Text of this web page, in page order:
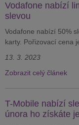
Vodafone nabízí
slevou
Vodafone nabízí 50%
karty. Pořizovací cena
13. 3. 2023
Zobrazit celý článek
T-Mobile nabízí
února ho získáte